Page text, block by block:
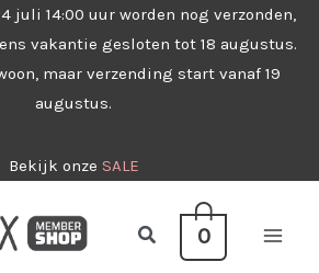
juli 14:00 uur worden nog verzonden,
vakantie gesloten tot 18 augustus.
maar verzending start vanaf 19
augustus.
Bekijk onze SALE
Zoeken0